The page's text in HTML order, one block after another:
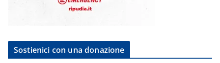
Sostienici con una donazione